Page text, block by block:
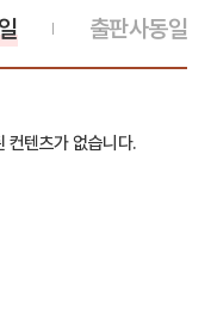
출판사동일
컨텐츠가 없습니다.